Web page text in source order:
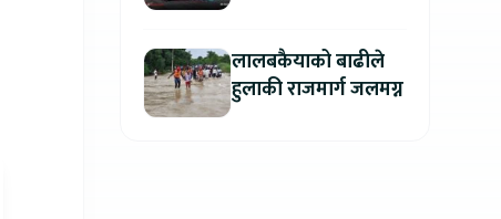
सुनौलो अवसर
लालबकैयाको बाढीले
हुलाकी राजमार्ग जलमग्न